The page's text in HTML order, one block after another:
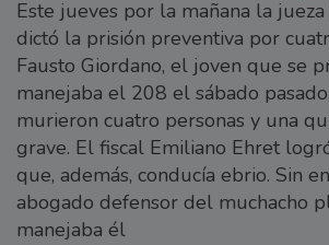
Este jueves por la mañana la
dictó la prisión preventiva por
Fausto Giordano, el joven que se
manejaba el 208 el sábado
murieron cuatro personas y una
grave. El fiscal Emiliano Ehret
que, además, conducía ebrio. Sin
abogado defensor del muchacho
manejaba él